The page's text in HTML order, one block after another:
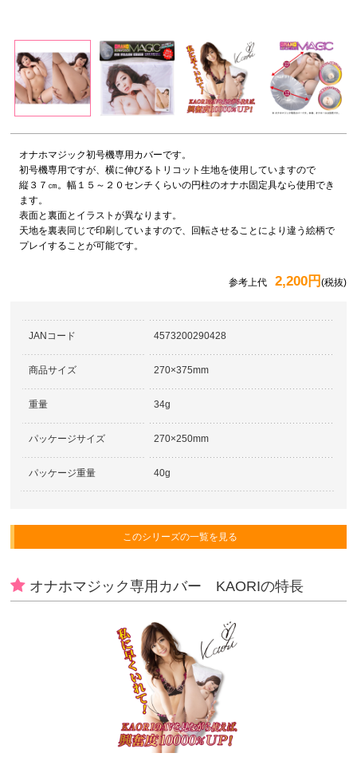
オナホマジック初号機専用カバーです。
初号機専用ですが、横に伸びるトリコット生地を使用していますので
縦３７㎝。幅１５～２０センチくらいの円柱のオナホ固定具なら使用でき
ます。
表面と裏面とイラストが異なります。
天地を裏表同じで印刷していますので、回転させることにより違う絵柄で
プレイすることが可能です。
参考上代 2,200円(税抜)
JANコード 4573200290428
商品サイズ 270×375mm
重量 34g
パッケージサイズ 270×250mm
パッケージ重量 40g
このシリーズの一覧を見る
オナホマジック専用カバー KAORIの特長